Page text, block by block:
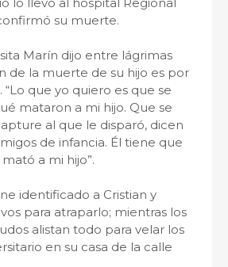
su muerte.
Marín dijo entre lágrimas
de la muerte de su hijo es por
“Lo que yo quiero es que se
mataron a mi hijo. Que se
al que le disparó, dicen
de infancia. Él tiene que
a mi hijo”.
identificado a Cristian y
para atraparlo; mientras los
alistan todo para velar los
en su casa de la calle